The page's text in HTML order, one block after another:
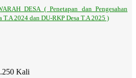
DESA ( Penetapan dan Pengesahan
T.A 2024 dan DU-RKP Desa T.A 2025 )
Kali